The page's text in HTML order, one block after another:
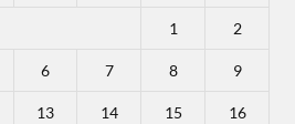
1 2
6 7 8 9
13 14 15 16